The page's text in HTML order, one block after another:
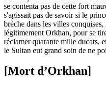
se contenta pas de cette fort
s'agissait pas de savoir si le
brèche dans les villes
légitimement Orkhan, pour se
réclamer quarante mille ducats,
le Sultan eut grand soin de ne
[Mort d’Orkhan]